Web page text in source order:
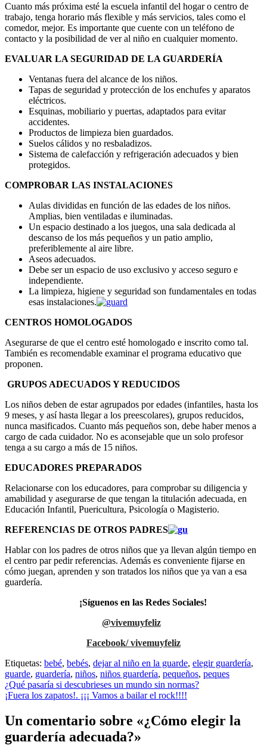
Cuanto más próxima esté la escuela infantil del hogar o centro de
trabajo, tenga horario más flexible y más servicios, tales como el
comedor, mejor. Es importante que cuente con un teléfono de
contacto y la posibilidad de ver al niño en cualquier momento.
EVALUAR LA SEGURIDAD DE LA GUARDERÍA
Ventanas fuera del alcance de los niños.
Tapas de seguridad y protección de los enchufes y aparatos
eléctricos.
Esquinas, mobiliario y puertas, adaptados para evitar
accidentes.
Productos de limpieza bien guardados.
Suelos cálidos y no resbaladizos.
Sistema de calefacción y refrigeración adecuados y bien
protegidos.
COMPROBAR LAS INSTALACIONES
Aulas divididas en función de las edades de los niños.
Amplias, bien ventiladas e iluminadas.
Un espacio destinado a los juegos, una sala dedicada al
descanso de los más pequeños y un patio amplio,
preferiblemente al aire libre.
Aseos adecuados.
Debe ser un espacio de uso exclusivo y acceso seguro e
independiente.
La limpieza, higiene y seguridad son fundamentales en todas
esas instalaciones.
CENTROS HOMOLOGADOS
Asegurarse de que el centro esté homologado e inscrito como tal.
También es recomendable examinar el programa educativo que
proponen.
GRUPOS ADECUADOS Y REDUCIDOS
Los niños deben de estar agrupados por edades (infantiles, hasta los
9 meses, y así hasta llegar a los preescolares), grupos reducidos,
nunca masificados. Cuanto más pequeños son, debe haber menos a
cargo de cada cuidador. No es aconsejable que un solo profesor
tenga a su cargo a más de 15 niños.
EDUCADORES PREPARADOS
Relacionarse con los educadores, para comprobar su diligencia y
amabilidad y asegurarse de que tengan la titulación adecuada, en
Educación Infantil, Puericultura, Psicología o Magisterio.
REFERENCIAS DE OTROS PADRES
Hablar con los padres de otros niños que ya llevan algún tiempo en
el centro par pedir referencias. Además es conveniente fijarse en
cómo juegan, aprenden y son tratados los niños que ya van a esa
guardería.
¡Síguenos en las Redes Sociales!
@vivemuyfeliz
Facebook/ vivemuyfeliz
Etiquetas: bebé, bebés, dejar al niño en la guarde, elegir guardería,
guarde, guardería, niños, niños guardería, pequeños, peques
Navegación
de
entradas
¿Qué pasaría si descubrieses un mundo sin normas?
¡Fuera los zapatos!. ¡¡¡ Vamos a bailar el rock!!!!
Un comentario sobre «¿Cómo elegir la
guardería adecuada?»